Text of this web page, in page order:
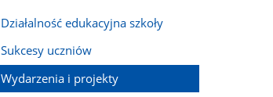
Działalność edukacyjna szkoły
Sukcesy uczniów
Wydarzenia i projekty